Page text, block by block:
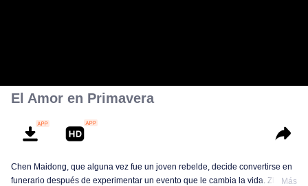
El Amor en Primavera
Chen Maidong, que alguna vez fue un joven rebelde, decide convertirse en
funerario después de experimentar un evento que le cambia la vida. Zhuang
Más